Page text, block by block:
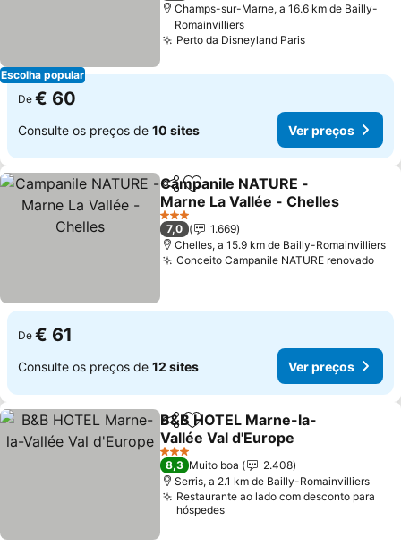
Escolha popular
Champs-sur-Marne, a 16.6 km de Bailly-
Romainvilliers
Perto da Disneyland Paris
De € 60
Consulte os preços de 10 sites Ver preços
PartilharAdicionar aos favoritos
Campanile NATURE -
Marne La Vallée - Chelles
3 Estrelas
7,0
1.669
Chelles, a 15.9 km de Bailly-Romainvilliers
Conceito Campanile NATURE renovado
De € 61
Consulte os preços de 12 sites Ver preços
PartilharAdicionar aos favoritos
B&B HOTEL Marne-la-
Vallée Val d'Europe
3 Estrelas
8,3 Muito boa
2.408
Serris, a 2.1 km de Bailly-Romainvilliers
Restaurante ao lado com desconto para
hóspedes